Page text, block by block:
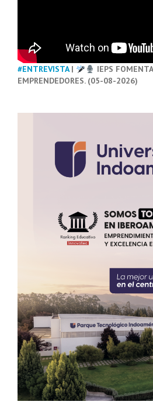
#ENTREVISTA|
IEPS
EMPRENDEDORES. (05-08-2026)